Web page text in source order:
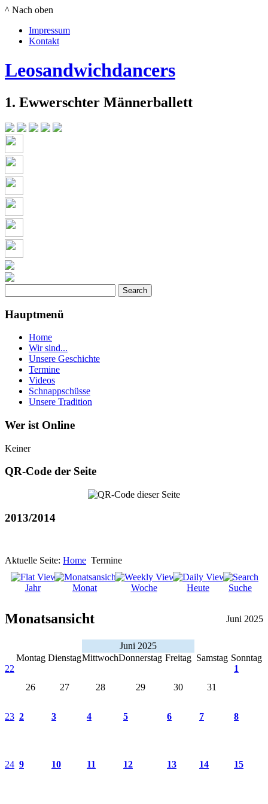
^ Nach oben
Impressum
Kontakt
Leosandwichdancers
1. Ewwerschter Männerballett
Hauptmenü
Home
Wir sind...
Unsere Geschichte
Termine
Videos
Schnappschüsse
Unsere Tradition
Wer ist Online
Keiner
QR-Code der Seite
2013/2014
Aktuelle Seite: Home Termine
Jahr Monat Woche Heute Suche
Monatsansicht Juni 2025
Juni 2025
Montag DienstagMittwochDonnerstag Freitag Samstag Sonntag
22
26
27 28 29 30 31
1
23 2 3 4 5 6 7 8
24 9 10 11 12 13 14 15